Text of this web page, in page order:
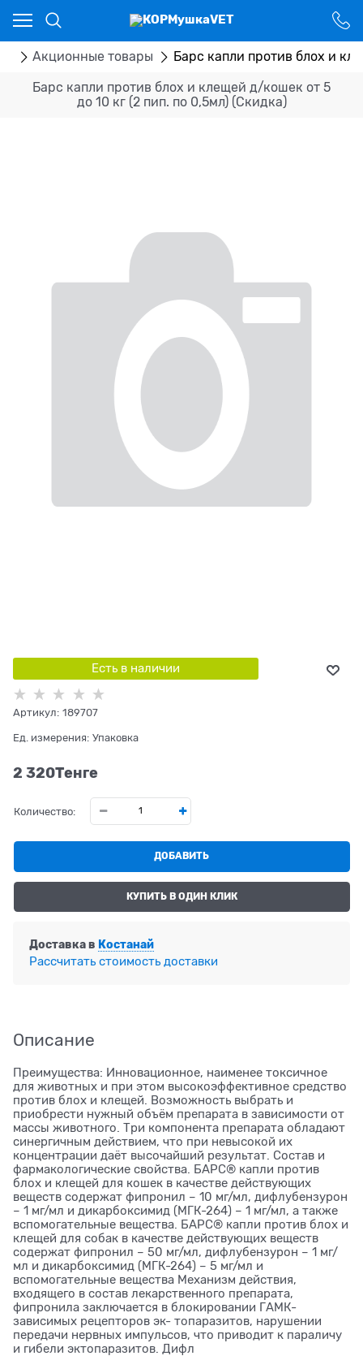
Акционные товары Барс капли против блох и
Барс капли против блох и клещей д/кошек от 5
до 10 кг (2 пип. по 0,5мл) (Скидка)
Есть в наличии
Артикул: 189707
Ед. измерения: Упаковка
2 320Tенге
Количество:
ДОБАВИТЬ
КУПИТЬ В ОДИН КЛИК
Доставка в Костанай
Рассчитать стоимость доставки
Описание
Преимущества: Инновационное, наименее токсичное
для животных и при этом высокоэффективное средство
против блох и клещей. Возможность выбрать и
приобрести нужный объём препарата в зависимости от
массы животного. Три компонента препарата обладают
синергичным действием, что при невысокой их
концентрации даёт высочайший результат. Состав и
фармакологические свойства. БАРС® капли против
блох и клещей для кошек в качестве действующих
веществ содержат фипронил – 10 мг/мл, дифлубензурон
– 1 мг/мл и дикарбоксимид (МГК-264) – 1 мг/мл, а также
вспомогательные вещества. БАРС® капли против блох и
клещей для собак в качестве действующих веществ
содержат фипронил – 50 мг/мл, дифлубензурон – 1 мг/
мл и дикарбоксимид (МГК-264) – 5 мг/мл и
вспомогательные вещества Механизм действия,
входящего в состав лекарственного препарата,
фипронила заключается в блокировании ГАМК-
зависимых рецепторов эк- топаразитов, нарушении
передачи нервных импульсов, что приводит к параличу
и гибели эктопаразитов. Дифл
Ваш город - Костанай,
угадали?